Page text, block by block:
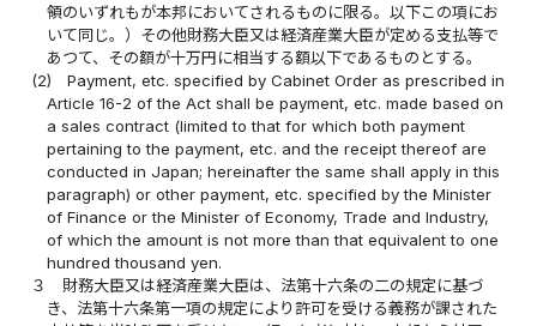
領のいずれもが本邦においてされるものに限る。以下この項にお
いて同じ。）その他財務大臣又は経済産業大臣が定める支払等で
あつて、その額が十万円に相当する額以下であるものとする。
(2)
Payment, etc. specified by Cabinet Order as prescribed in
Article 16-2 of the Act shall be payment, etc. made based on
a sales contract (limited to that for which both payment
pertaining to the payment, etc. and the receipt thereof are
conducted in Japan; hereinafter the same shall apply in this
paragraph) or other payment, etc. specified by the Minister
of Finance or the Minister of Economy, Trade and Industry,
of which the amount is not more than that equivalent to one
hundred thousand yen.
３
財務大臣又は経済産業大臣は、法第十六条の二の規定に基づ
き、法第十六条第一項の規定により許可を受ける義務が課された